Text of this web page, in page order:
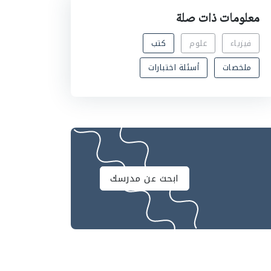
معلومات ذات صلة
فيزياء علوم
كتب
ملخصات
أسئلة اختبارات
ابحث عن مدرسك